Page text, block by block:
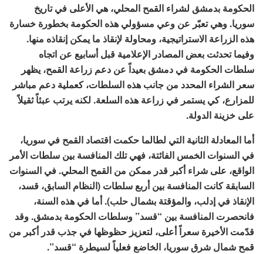
الحكومة بدمشق لشراء القمح المحلي، هي الأعلى في تاريخ
سوريا. وهي تعبّر عن وعي مسؤولي هذه الحكومة بخطورة خسارة
هذه الزراعة الاستراتيجية، ومحاولة لإنقاذ ما يمكن إنقاذه منها.
وفيما تحدثت بعض المصادر الإعلامية قبل أسابيع عن اتجاه
سلطات الحكومة في دمشق بعيداً عن دعم زراعة القمح، يظهر
سعر الشراء المحدد من جانب هذه السلطات، كعملية دعم مباشر
للمزارع، كي يستمر في زراعة هذه السلعة. لكنه يرتب عبئاً ثقيلاً
على خزينة الدولة.
أما المعادلة الثانية التي لطالما حكمت اقتصاد القمح في سوريا،
في السنوات الخمس الفائتة، فهي تلك المنافسة بين سلطات الأمر
الواقع، على شراء أكبر قدر ممكن من القمح المحلي. في السنوات
السابقة كانت المنافسة بين أربع سلطات (النظام السابق، قسد،
الإنقاذ في إدلب، والمؤقتة بشمال حلب). أما في هذه السنة،
فانحصرت المنافسة بين “قسد” وسلطات الحكومة بدمشق. وقد
قدّمت الأخيرة سعراً أعلى، لتعزيز حظوظها في جذب قدر أكبر من
قمح شمال شرق سوريا، الخاضع فعلياً لسيطرة “قسد”.